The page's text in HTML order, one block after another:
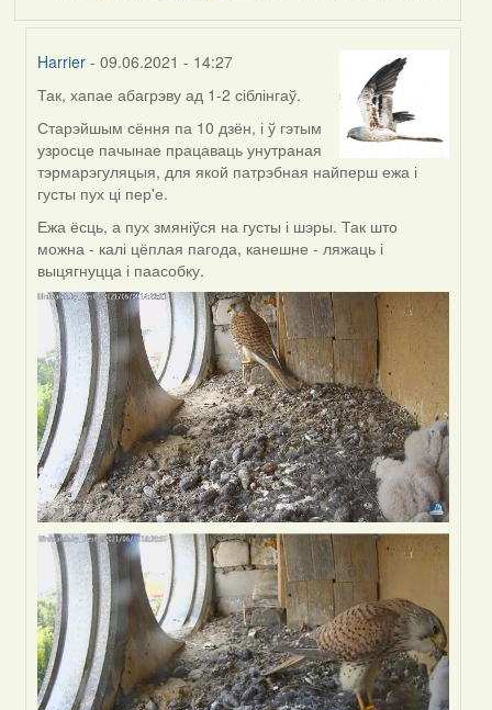
Harrier - 09.06.2021 - 14:27
In
reply
to
by
Annika
Так, хапае абагрэву ад 1-2 сіблінгаў.
Старэйшым сёння па 10 дзён, і ў гэтым
узросце пачынае працаваць унутраная
тэрмарэгуляцыя, для якой патрэбная найперш ежа і
густы пух ці пер'е.
Ежа ёсць, а пух змяніўся на густы і шэры. Так што
можна - калі цёплая пагода, канешне - ляжаць і
выцягнуцца і паасобку.